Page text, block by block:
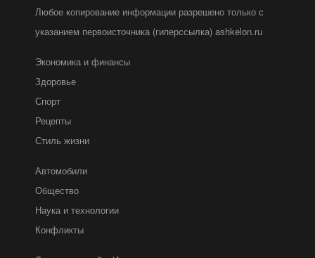
Любое копирование информации разрешено только с
указанием первоисточника (гиперссылка) ashkelon.ru
Экономика и финансы
Здоровье
Спорт
Рецепты
Стиль жизни
Автомобили
Общество
Наука и технологии
Конфликты